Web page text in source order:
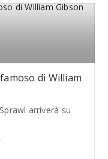
di William
arriverà su